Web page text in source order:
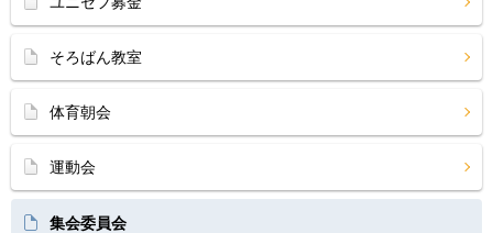
そろばん教室
体育朝会
運動会
集会委員会